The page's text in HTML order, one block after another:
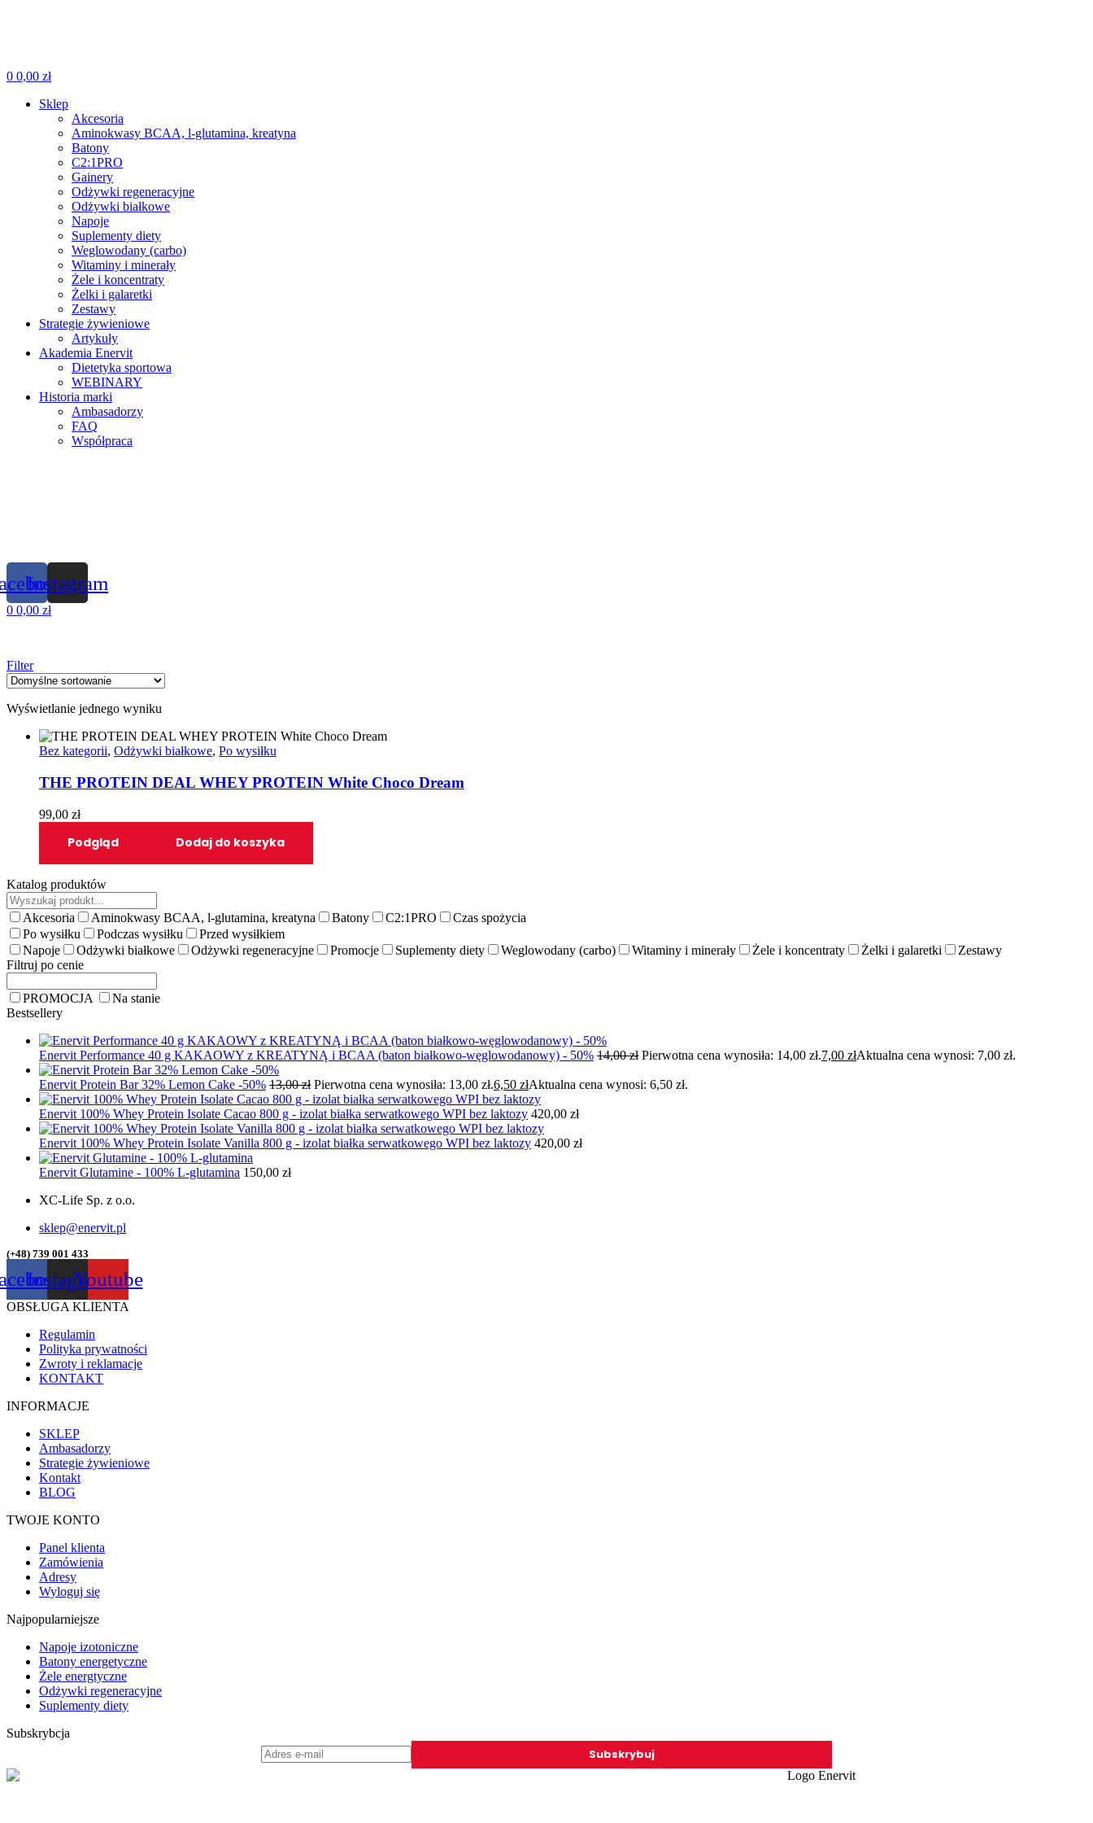
0 0,00 zł
Sklep
Akcesoria
Aminokwasy BCAA, l-glutamina, kreatyna
Batony
C2:1PRO
Gainery
Odżywki regeneracyjne
Odżywki białkowe
Napoje
Suplementy diety
Weglowodany (carbo)
Witaminy i minerały
Żele i koncentraty
Żelki i galaretki
Zestawy
Strategie żywieniowe
Artykuły
Akademia Enervit
Dietetyka sportowa
WEBINARY
Historia marki
Ambasadorzy
FAQ
Współpraca
Instagram
0 0,00 zł
Filter
Wyświetlanie jednego wyniku
Bez kategorii, Odżywki białkowe, Po wysiłku
THE PROTEIN DEAL WHEY PROTEIN White Choco Dream
99,00 zł
Podgląd Dodaj do koszyka
Katalog produktów
Akcesoria Aminokwasy BCAA, l-glutamina, kreatyna Batony C2:1PRO
Czas spożycia
Po wysiłku
Podczas wysiłku
Przed wysiłkiem
Napoje
Odżywki białkowe Odżywki regeneracyjne Promocje Suplementy diety Weglowodany (carbo) Witaminy i minerały Żele i koncentraty Żelki i galaretki
Zestawy
Filtruj po cenie
PROMOCJA
Na stanie
Bestsellery
Enervit Performance 40 g KAKAOWY z KREATYNĄ i BCAA (baton białkowo-węglowodanowy) - 50% 14,00zł Pierwotna cena wynosiła: 14,00 zł.7,00 złAktualna cena wynosi: 7,00 zł.
Enervit Protein Bar 32% Lemon Cake -50% 13,00zł Pierwotna cena wynosiła: 13,00 zł.6,50 złAktualna cena wynosi: 6,50 zł.
Enervit 100% Whey Protein Isolate Cacao 800 g - izolat białka serwatkowego WPI bez laktozy 420,00 zł
Enervit 100% Whey Protein Isolate Vanilla 800 g - izolat białka serwatkowego WPI bez laktozy 420,00 zł
Enervit Glutamine - 100% L-glutamina 150,00 zł
XC-Life Sp. z o.o.
sklep@enervit.pl
(+48) 739 001 433
InstagramYoutube
OBSŁUGA KLIENTA
Regulamin
Polityka prywatności
Zwroty i reklamacje
KONTAKT
INFORMACJE
SKLEP
Ambasadorzy
Strategie żywieniowe
Kontakt
BLOG
TWOJE KONTO
Panel klienta
Zamówienia
Adresy
Wyloguj się
Najpopularniejsze
Napoje izotoniczne
Batony energetyczne
Żele energtyczne
Odżywki regeneracyjne
Suplementy diety
Subskrybcja